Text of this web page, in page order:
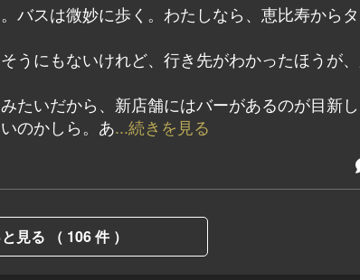
バスは微妙に歩く。わたしなら、恵比寿から
うにもないけれど、行き先がわかったほうが
たいだから、新店舗にはバーがあるのが目新
のかしら。あ...続きを見る
見る （ 106 件 ）